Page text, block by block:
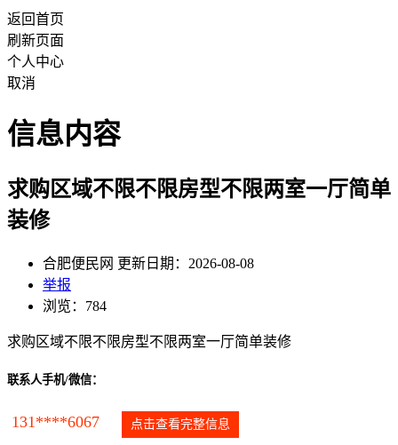
返回首页
刷新页面
个人中心
取消
信息内容
求购区域不限不限房型不限两室一厅简单
装修
合肥便民网 更新日期：2026-08-08
举报
浏览：784
求购区域不限不限房型不限两室一厅简单装修
联系人手机/微信：
131****6067 点击查看完整信息